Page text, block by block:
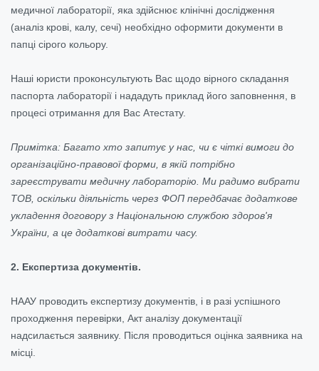
медичної лабораторії, яка здійснює клінічні дослідження
(аналіз крові, калу, сечі) необхідно оформити документи в
папці сірого кольору.
Наші юристи проконсультують Вас щодо вірного складання
паспорта лабораторії і нададуть приклад його заповнення, в
процесі отримання для Вас Атестату.
Примітка: Багато хто запитує у нас, чи є чіткі вимоги до
організаційно-правової форми, в якій потрібно
зареєструвати медичну лабораторію. Ми радимо вибрати
ТОВ, оскільки діяльність через ФОП передбачає додаткове
укладення договору з Національною службою здоров'я
України, а це додаткові витрати часу.
2. Експертиза документів.
НААУ проводить експертизу документів, і в разі успішного
проходження перевірки, Акт аналізу документації
надсилається заявнику. Після проводиться оцінка заявника на
місці.